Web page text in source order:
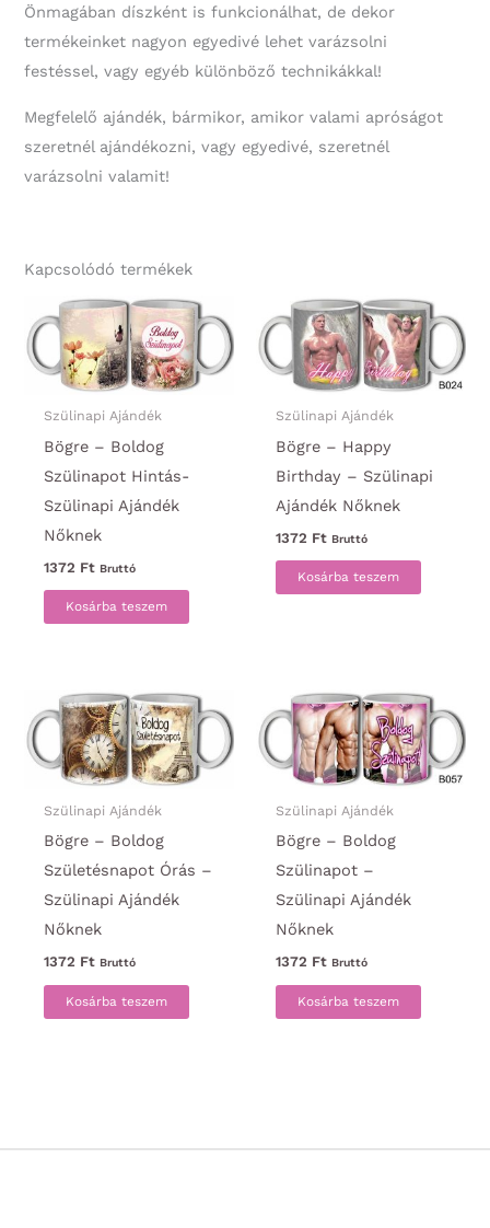
Önmagában díszként is funkcionálhat, de dekor
termékeinket nagyon egyedivé lehet varázsolni
festéssel, vagy egyéb különböző technikákkal!
Megfelelő ajándék, bármikor, amikor valami apróságot
szeretnél ajándékozni, vagy egyedivé, szeretnél
varázsolni valamit!
Kapcsolódó termékek
Szülinapi Ajándék
Bögre – Boldog
Szülinapot Hintás-
Szülinapi Ajándék
Nőknek
1372 Ft Bruttó
Kosárba teszem
Szülinapi Ajándék
Bögre – Happy
Birthday – Szülinapi
Ajándék Nőknek
1372 Ft Bruttó
Kosárba teszem
Szülinapi Ajándék
Bögre – Boldog
Születésnapot Órás –
Szülinapi Ajándék
Nőknek
1372 Ft Bruttó
Kosárba teszem
Szülinapi Ajándék
Bögre – Boldog
Szülinapot –
Szülinapi Ajándék
Nőknek
1372 Ft Bruttó
Kosárba teszem